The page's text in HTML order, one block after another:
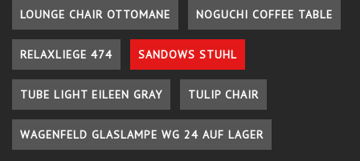
LOUNGE CHAIR OTTOMANE NOGUCHI COFFEE TABLE
RELAXLIEGE 474 SANDOWS STUHL
TUBE LIGHT EILEEN GRAY TULIP CHAIR
WAGENFELD GLASLAMPE WG 24 AUF LAGER